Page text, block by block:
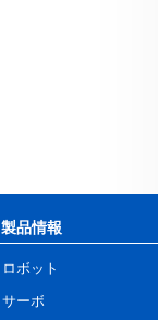
製品情報
ロボット
サーボ